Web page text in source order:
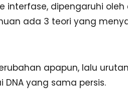
interfase, dipengaruhi
ada 3 teori yang
apapun, lalu
yang sama persis.